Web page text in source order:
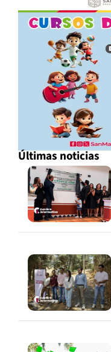
Últimas noticias